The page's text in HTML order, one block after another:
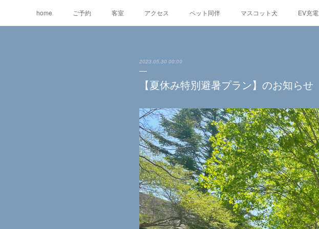
home ご予約 客室 アクセス ペット同伴 マスコット犬 EV充電
2023.05.30 00:00
【夏休み特別避暑プラン】のお知らせ